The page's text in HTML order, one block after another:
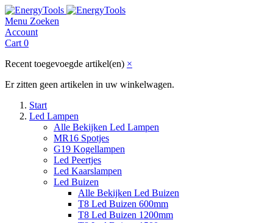
Menu Zoeken
Account
Cart 0
Recent toegevoegde artikel(en) ×
Er zitten geen artikelen in uw winkelwagen.
Start
Led Lampen
Alle Bekijken Led Lampen
MR16 Spotjes
G19 Kogellampen
Led Peertjes
Led Kaarslampen
Led Buizen
Alle Bekijken Led Buizen
T8 Led Buizen 600mm
T8 Led Buizen 1200mm